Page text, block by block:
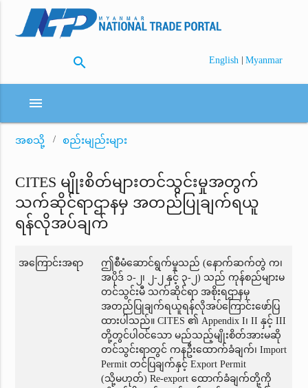
search English | Myanmar
menu
အစသို့ စည်းမျည်းများ
CITES မျိုးစိတ်များတင်သွင်းမှုအတွက်
သက်ဆိုင်ရာဌာနမှ အတည်ပြုချက်ရယူ
ရန်လိုအပ်ချက်
အကြောင်းအရာ
ဤစီမံဆောင်ရွက်မှုသည် (နောက်ဆက်တွဲ က၊
အပိုဒ် ၁-၂၊ ၂-၂ နှင့် ၃-၂) သည် ကုန်စည်များမ
တင်သွင်းမီ သက်ဆိုင်ရာ အစိုးရဌာနမှ
အတည်ပြုချက်ရယူရန်လိုအပ်ကြောင်းဖော်ပြ
ထားပါသည်။ CITES ၏ Appendix I၊ II နှင့် III
တို့တွင်ပါဝင်သော မည်သည့်မျိုးစိတ်အားမဆို
တင်သွင်းရာတွင် ကနဦးထောက်ခံချက်၊ Import
Permit တင်ပြချက်နှင့် Export Permit
(သို့မဟုတ်) Re-export ထောက်ခံချက်တို့ကို